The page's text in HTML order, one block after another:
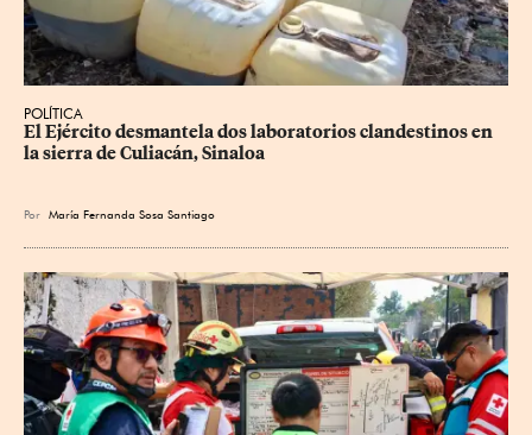
POLÍTICA
El Ejército desmantela dos laboratorios clandestinos en
la sierra de Culiacán, Sinaloa
Por María Fernanda Sosa Santiago